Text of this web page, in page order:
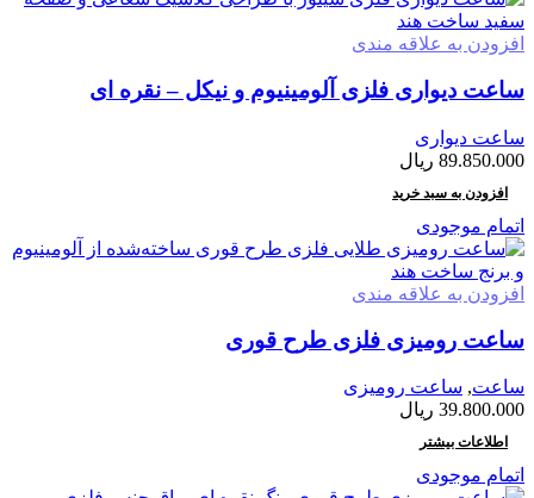
افزودن به علاقه مندی
ساعت دیواری فلزی آلومینیوم و نیکل – نقره ای
ساعت دیواری
89.850.000 ریال
افزودن به سبد خرید
اتمام موجودی
افزودن به علاقه مندی
ساعت رومیزی فلزی طرح قوری
ساعت, ساعت رومیزی
39.800.000 ریال
اطلاعات بیشتر
اتمام موجودی